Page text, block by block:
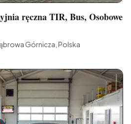
ręczna TIR, Bus, Osobowe
Górnicza, Polska